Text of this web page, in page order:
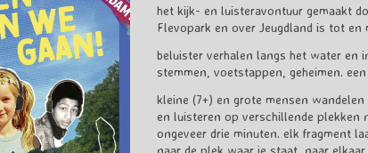
het kijk- en luisteravontuur gemaakt
Flevopark en over Jeugdland is tot en
beluister verhalen langs het water en
stemmen, voetstappen, geheimen.
kleine (7+) en grote mensen
en luisteren op verschillende plekken
ongeveer drie minuten. elk fragment